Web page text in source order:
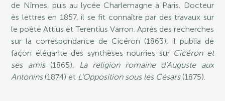
de Nîmes, puis au lycée Charlemagne à Paris. Docteur
ès lettres en 1857, il se fit connaître par des travaux sur
le poète Attius et Terentius Varron. Après des recherches
sur la correspondance de Cicéron (1863), il publia de
façon élégante des synthèses nourries sur Cicéron et
ses amis (1865), La religion romaine d’Auguste aux
Antonins(1874) et L’Opposition sous les Césars(1875).